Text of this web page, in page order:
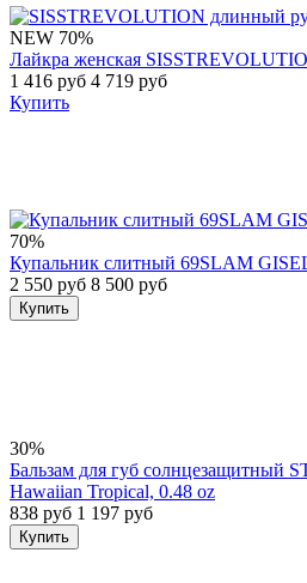
NEW 70%
Лайкра женская
1 416 руб 4 719 руб
Купить
70%
Купальник слитный 69SLAM
2 550 руб 8 500 руб
Купить
30%
Бальзам для губ солнцезащитный
Hawaiian Tropical, 0.48 oz
838 руб 1 197 руб
Купить